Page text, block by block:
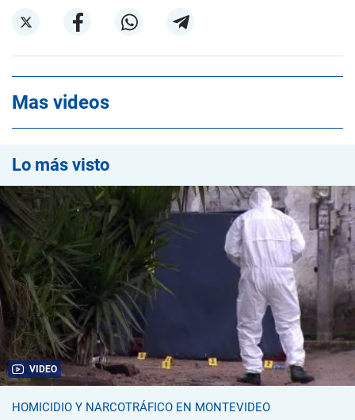
Mas videos
Lo más visto
VIDEO
HOMICIDIO Y NARCOTRÁFICO EN MONTEVIDEO